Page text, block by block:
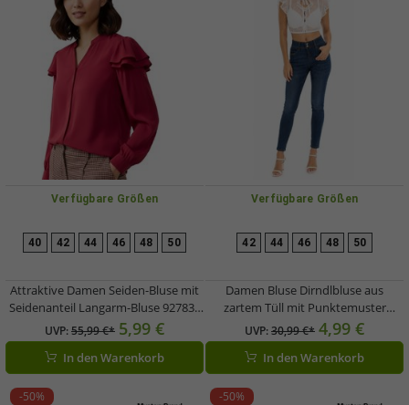
Verfügbare Größen
40 42 44 46 48 50
Attraktive Damen Seiden-Bluse mit
Seidenanteil Langarm-Bluse 927834
Rot
UVP:55,99 €* 5,99 €
In den Warenkorb
Verfügbare Größen
42 44 46 48 50
Damen Bluse Dirndlbluse aus
zartem Tüll mit Punktemuster
Trachtenmode 975562 Weiß
UVP:30,99 €* 4,99 €
In den Warenkorb
-50%
-50%